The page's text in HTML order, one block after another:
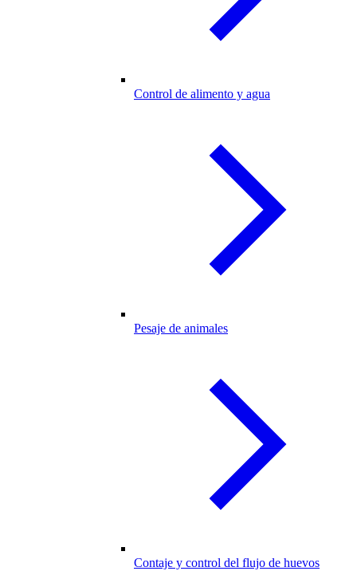
Control de alimento y agua
Pesaje de animales
Contaje y control del flujo de huevos